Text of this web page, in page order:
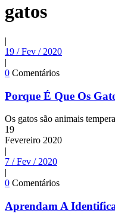
gatos
|
19 / Fev / 2020
|
0 Comentários
Porque É Que Os
Os gatos são animais
19
Fevereiro 2020
|
7 / Fev / 2020
|
0 Comentários
Aprendam A